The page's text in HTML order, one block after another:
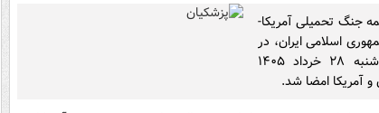
جنگ تحمیلی آمریکا-
اسلامی ایران، در
اولین دقایق بامداد پنج‌شنبه ۲۸ خرداد ۱۴۰۵
آمریکا امضا شد.